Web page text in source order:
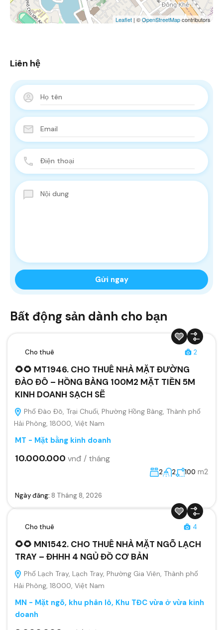
Leaflet | ©OpenStreetMapcontributors
Liên hệ
Bất động sản dành cho bạn
Cho thuê 2
🌻🌻 MT1946. CHO THUÊ NHÀ MẶT ĐƯỜNG
ĐÀO ĐÔ – HỒNG BÀNG 100M2 MẶT TIỀN 5M
KINH DOANH SẠCH SẼ
Phố Đào Đô, Trại Chuối, Phường Hồng Bàng, Thành phố
Hải Phòng, 18000, Việt Nam
MT - Mặt bằng kinh doanh
10.000.000 vnđ / tháng
2 2 100 m2
Ngày đăng: 8 Tháng 8, 2026
Cho thuê 4
🌻🌻 MN1542. CHO THUÊ NHÀ MẶT NGÕ LẠCH
TRAY – ĐHHH 4 NGỦ ĐỒ CƠ BẢN
Phố Lạch Tray, Lạch Tray, Phường Gia Viên, Thành phố
Hải Phòng, 18000, Việt Nam
MN - Mặt ngõ, khu phân lô, Khu TĐC vừa ở vừa kinh
doanh